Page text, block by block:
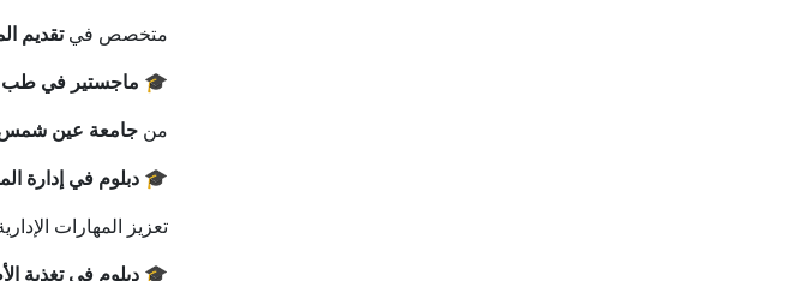
متخصص فيتقديم
🎓 ماجستير في طب
من جامعة عين
🎓 دبلوم في إدارة
تعزيز المهارات
🎓 دبلوم في تغذية